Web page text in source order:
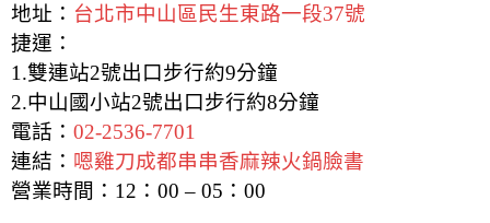
地址： 台北市中山區民生東路一段37號
捷運：
1.雙連站2號出口步行約9分鐘
2.中山國小站2號出口步行約8分鐘
電話： 02-2536-7701
連結： 嗯雞刀成都串串香麻辣火鍋臉書
營業時間：12：00 – 05：00